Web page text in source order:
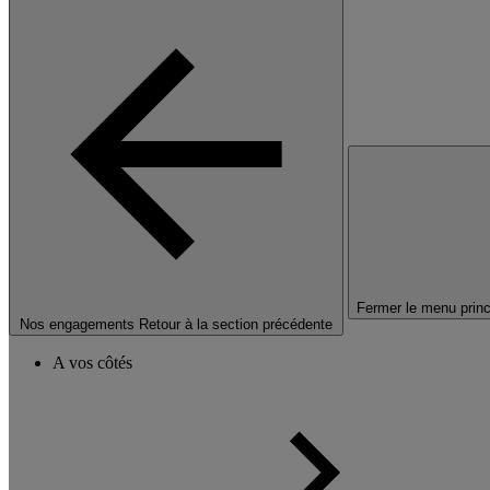
Nos engagements Retour à la section précédente
Fermer le menu
A vos côtés